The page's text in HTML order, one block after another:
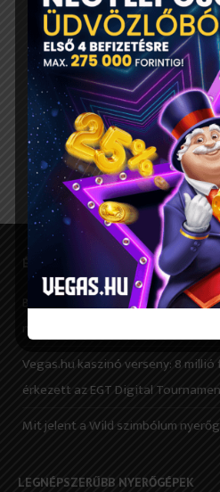
Walk Of Shame
Pearl Harbor
ÉRDEKES CIKKEK
Best of Pragmatic – Napi
Vegas.hu kaszinó verseny: 8
érkezett az EGT Digital
Mit jelent a Wild szimbólum
LEGNÉPSZERŰBB NYERŐGÉPEK